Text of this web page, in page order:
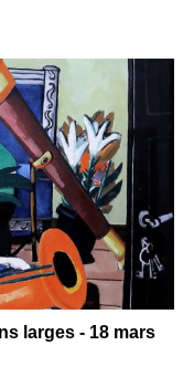
larges - 18 mars